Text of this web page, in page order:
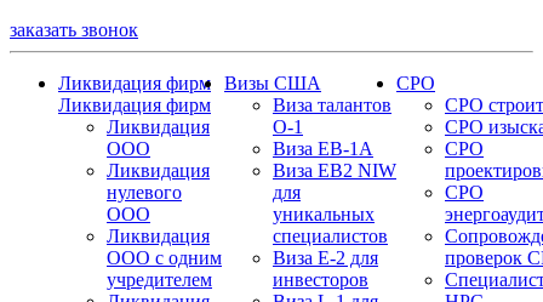
заказать звонок
Ликвидация фирм
Ликвидация фирм
Ликвидация
ООО
Ликвидация
нулевого
ООО
Ликвидация
ООО с одним
учредителем
Визы США
Виза талантов
О-1
Виза EB-1A
Виза EB2 NIW
для
уникальных
специалистов
Виза E-2 для
инвесторов
СРО
СРО
СРО
СРО
СРО
проверок